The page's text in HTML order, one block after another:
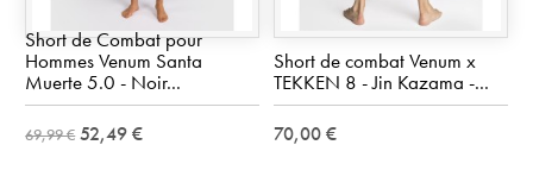
Short de Combat pour
Hommes Venum Santa
Muerte 5.0 - Noir...
69,99 € 52,49 €
Short de combat Venum x
TEKKEN 8 - Jin Kazama -...
70,00 €